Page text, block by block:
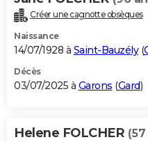
Créer une cagnotte obsèques
Naissance
14/07/1928 à Saint-Bauzély(
Décès
03/07/2025 à Garons (Gard)
Helene FOLCHER (57